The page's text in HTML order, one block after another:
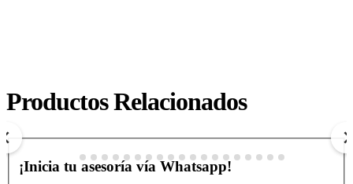
Productos Relacionados
$ 0COP
¡Inicia tu asesoría vía Whatsapp!